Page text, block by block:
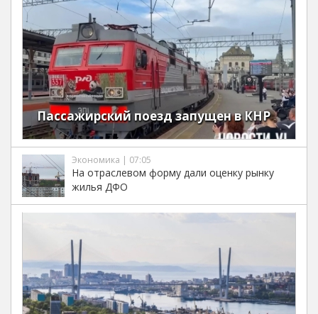
Пассажирский поезд запущен в КНР
Экономика | 07:05
На отраслевом форму дали оценку рынку
жилья ДФО